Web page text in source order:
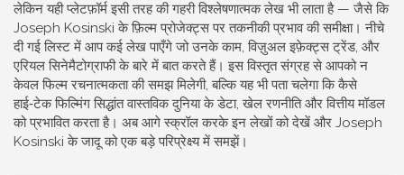
लेकिन यही प्लेटफ़ॉर्म इसी तरह की गहरी विश्लेषणात्मक लेख भी लाता है — जैसे कि
Joseph Kosinski के फ़िल्म प्रोजेक्ट्स पर तकनीकी प्रभाव की समीक्षा। नीचे
दी गई लिस्ट में आप कई लेख पाएँगे जो उनके काम, विज़ुअल इफ़ेक्ट्स ट्रेंड, और
एरियल सिनेमैटोग्राफी के बारे में बात करते हैं। इस विस्तृत संग्रह से आपको न
केवल फिल्म रचनात्मकता की समझ मिलेगी, बल्कि यह भी पता चलेगा कि कैसे
हाई‑टेक फिल्मिंग सिद्धांत वास्तविक दुनिया के डेटा, खेल रणनीति और वित्तीय मॉडल
को प्रभावित करता है। अब आगे स्क्रॉल करके इन लेखों को देखें और Joseph
Kosinski के जादू को एक बड़े परिप्रेक्ष्य में समझें।